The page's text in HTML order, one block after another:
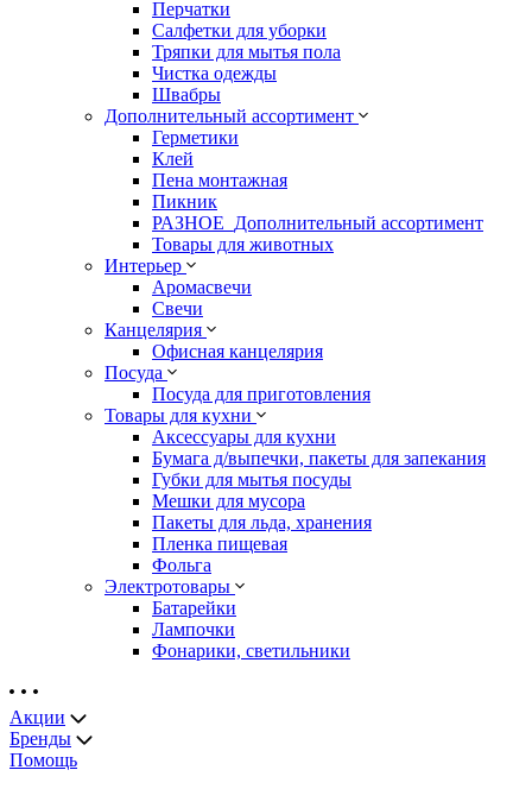
Перчатки
Салфетки для уборки
Тряпки для мытья пола
Чистка одежды
Швабры
Дополнительный ассортимент
Герметики
Клей
Пена монтажная
Пикник
РАЗНОЕ_Дополнительный ассортимент
Товары для животных
Интерьер
Аромасвечи
Свечи
Канцелярия
Офисная канцелярия
Посуда
Посуда для приготовления
Товары для кухни
Аксессуары для кухни
Бумага д/выпечки, пакеты для запекания
Губки для мытья посуды
Мешки для мусора
Пакеты для льда, хранения
Пленка пищевая
Фольга
Электротовары
Батарейки
Лампочки
Фонарики, светильники
Акции
Бренды
Помощь